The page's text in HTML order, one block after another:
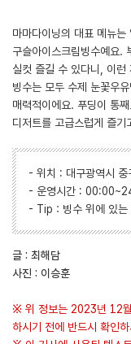
마마다이닝의 대표 메뉴
구슬아이스크림빙수예요.
실컷 즐길 수 있다니, 이런
빙수는 모두 수제 눈꽃우
매력적이에요. 푸딩이 통
디저트를 고급스럽게 즐
- 위치 : 대구광역시
- 운영시간 :
- Tip : 빙수 위에 있는
글 : 최해담
사진 : 이승훈
※ 위 정보는 2023년 12월
하시기 전에 반드시 확인